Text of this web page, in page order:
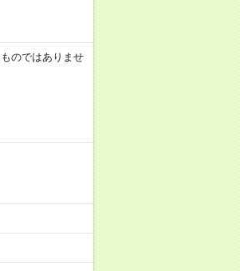
のではありませ